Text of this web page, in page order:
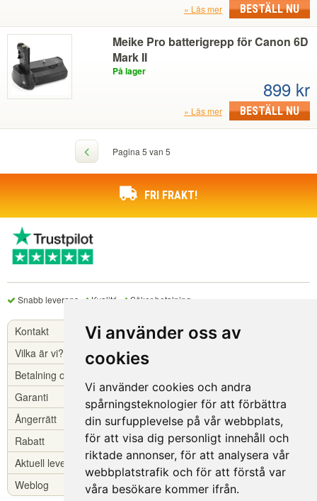
Vi använder oss av
cookies
Vi använder cookies och andra
spårningsteknologier för att förbättra
din surfupplevelse på vår webbplats,
för att visa dig personligt innehåll och
riktade annonser, för att analysera vår
webbplatstrafik och för att förstå var
våra besökare kommer ifrån.
BESTÄLL NU
Läs mer
Meike Pro batterigrepp för Canon 6D
Mark II
På lager
899 kr
BESTÄLL NU
Läs mer
Pagina 5 van 5
FRI FRAKT!
Snabb leverans Kvalité Säker betalning
Kontakt
Vilka är vi?
Betalning och leverans
Garanti
Ångerrätt
Rabatt
Aktuell leverans
Weblog